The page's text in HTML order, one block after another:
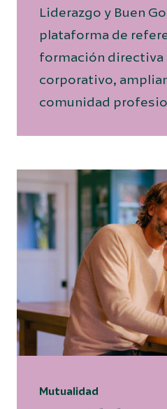
Liderazgo y Buen
plataforma de
formación directiva
corporativo,
comunidad
Mutualidad